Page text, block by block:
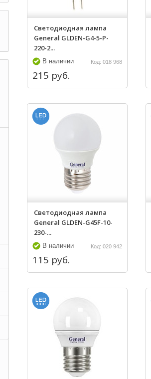
Светодиодная лампа
General GLDEN-G4-5-P-
220-2...
В наличии Код: 018 968
215 руб.
Светодиодная лампа
General GLDEN-G45F-10-
230-...
В наличии Код: 020 942
115 руб.